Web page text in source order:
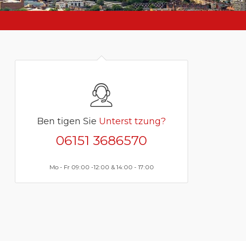
Ben tigen Sie Unterst tzung?
06151 3686570
Mo - Fr 09:00 -12:00 & 14:00 - 17:00